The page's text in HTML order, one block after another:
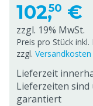
102,50 €
zzgl. 19% MwSt.
Preis pro Stück
zzgl. Versandkosten
Lieferzeit
Lieferzeiten
garantiert